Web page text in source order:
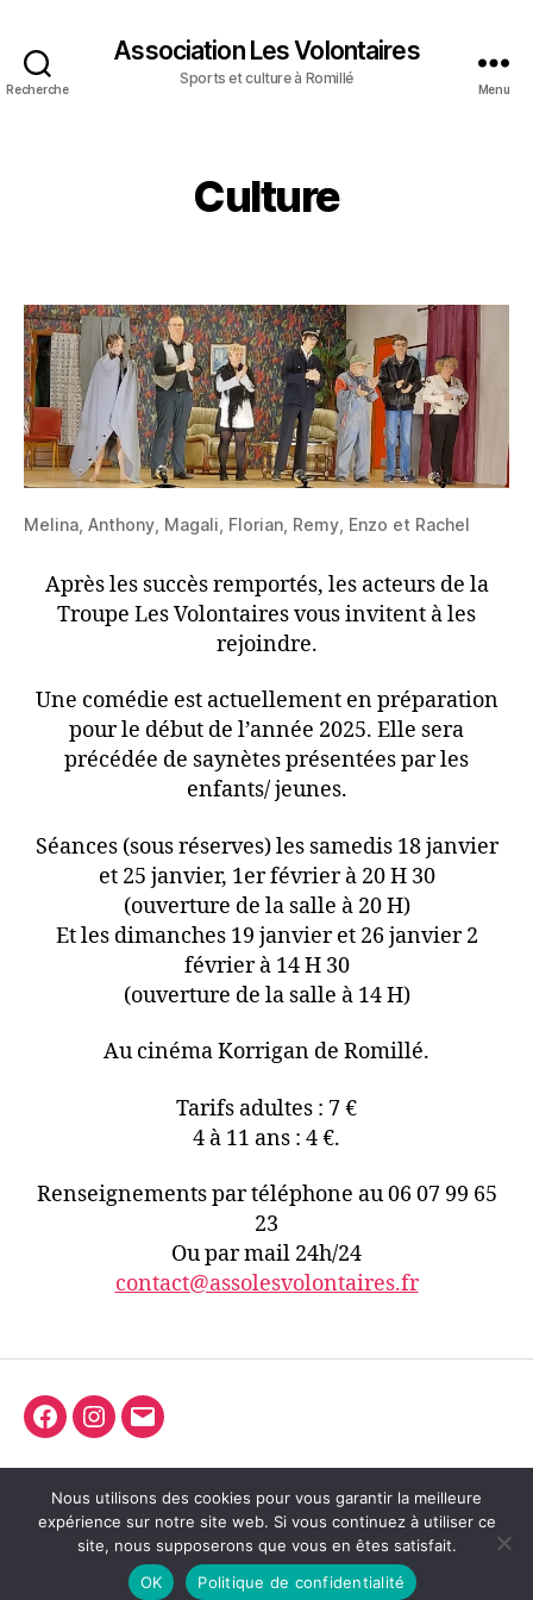
Recherche
Association Les Volontaires
Sports et culture à Romillé
Menu
Culture
Melina, Anthony, Magali, Florian, Remy, Enzo et Rachel
Après les succès remportés, les acteurs de la
Troupe Les Volontaires vous invitent à les
rejoindre.
Une comédie est actuellement en préparation
pour le début de l’année 2025. Elle sera
précédée de saynètes présentées par les
enfants/ jeunes.
Séances (sous réserves) les samedis 18 janvier
et 25 janvier, 1er février à 20 H 30
(ouverture de la salle à 20 H)
Et les dimanches 19 janvier et 26 janvier 2
février à 14 H 30
(ouverture de la salle à 14 H)
Au cinéma Korrigan de Romillé.
Tarifs adultes : 7 €
4 à 11 ans : 4 €.
Renseignements par téléphone au 06 07 99 65
23
Ou par mail 24h/24
contact@assolesvolontaires.fr
Facebook
Instagram
E-
mail
© 2026Association Les Volontaires
Politique de confidentialité
Haut↑
Nous utilisons des cookies pour vous garantir la meilleure
expérience sur notre site web. Si vous continuez à utiliser ce
site, nous supposerons que vous en êtes satisfait.
OK
Politique de confidentialité